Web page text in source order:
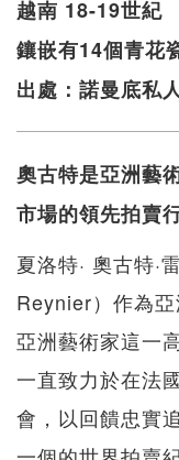
越南 18-19世紀
鑲嵌有14個青花
出處：諾曼底私
奧古特是亞洲藝
市場的領先拍賣行
夏洛特· 奧古特
Reynier）作為
亞洲藝術家這一
一直致力於在法
會，以回饋忠實